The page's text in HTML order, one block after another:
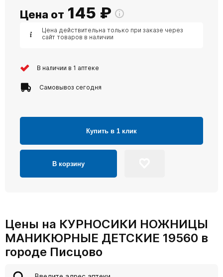
Цена от 145 ₽
Цена действительна только при заказе через
сайт товаров в наличии
В наличии в 1 аптеке
Самовывоз сегодня
Купить в 1 клик
В корзину
Цены на КУРНОСИКИ НОЖНИЦЫ
МАНИКЮРНЫЕ ДЕТСКИЕ 19560 в
городе Писцово